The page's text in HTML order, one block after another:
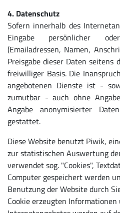
4. Datenschutz
Sofern innerhalb des
Eingabe persönlicher
(Emailadressen, Namen,
Preisgabe dieser Daten seitens
freiwilliger Basis. Die
angebotenen Dienste ist -
zumutbar - auch ohne
Angabe anonymisierter
gestattet.
Diese Website benutzt Piwik,
zur statistischen Auswertung
verwendet sog. "Cookies",
Computer gespeichert werden
Benutzung der Website durch
Cookie erzeugten